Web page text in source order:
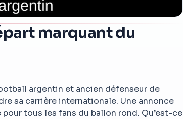
marquant du
argentin et ancien défenseur de
sa carrière internationale. Une annonce
tous les fans du ballon rond. Qu’est-ce